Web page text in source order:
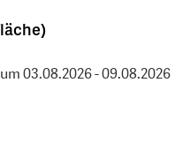
03.08.2026 - 09.08.2026